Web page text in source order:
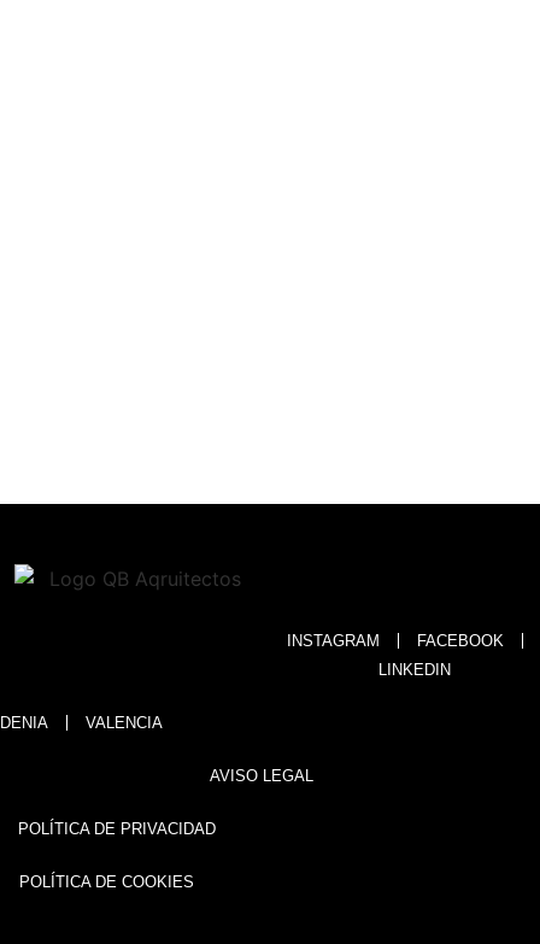
INSTAGRAM
FACEBOOK
LINKEDIN
AVISO LEGAL
POLÍTICA DE PRIVACIDAD
POLÍTICA DE COOKIES
DENIA VALENCIA